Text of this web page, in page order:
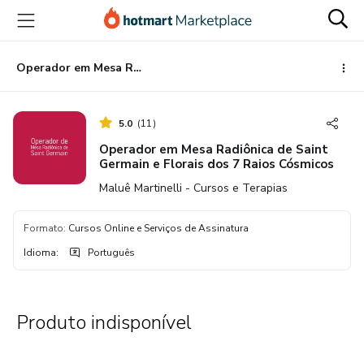
para
conteúdo
principal
para
pagamento
para
rodapé
Operador em Mesa Radiônica de Saint Germain e Florais dos 7 Raios Cósmicos
5.0 (11)
Operador em Mesa Radiônica de Saint
Germain e Florais dos 7 Raios Cósmicos
Maluê Martinelli - Cursos e Terapias
Formato: Cursos Online e Serviços de Assinatura
Idioma: Português
Produto indisponível